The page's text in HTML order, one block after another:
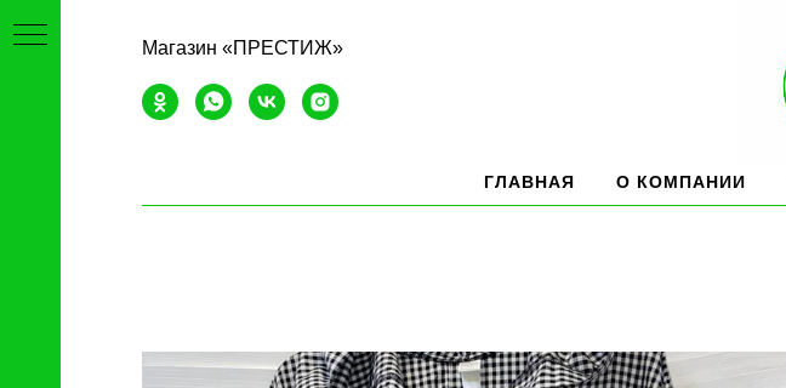
Магазин «ПРЕСТИЖ»
ГЛАВНАЯ О КОМПАНИИ